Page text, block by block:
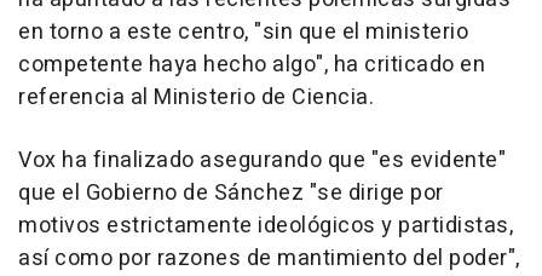
en torno a este centro, "sin que el ministerio
competente haya hecho algo", ha criticado en
referencia al Ministerio de Ciencia.
Vox ha finalizado asegurando que "es evidente"
que el Gobierno de Sánchez "se dirige por
motivos estrictamente ideológicos y partidistas,
así como por razones de mantimiento del poder",